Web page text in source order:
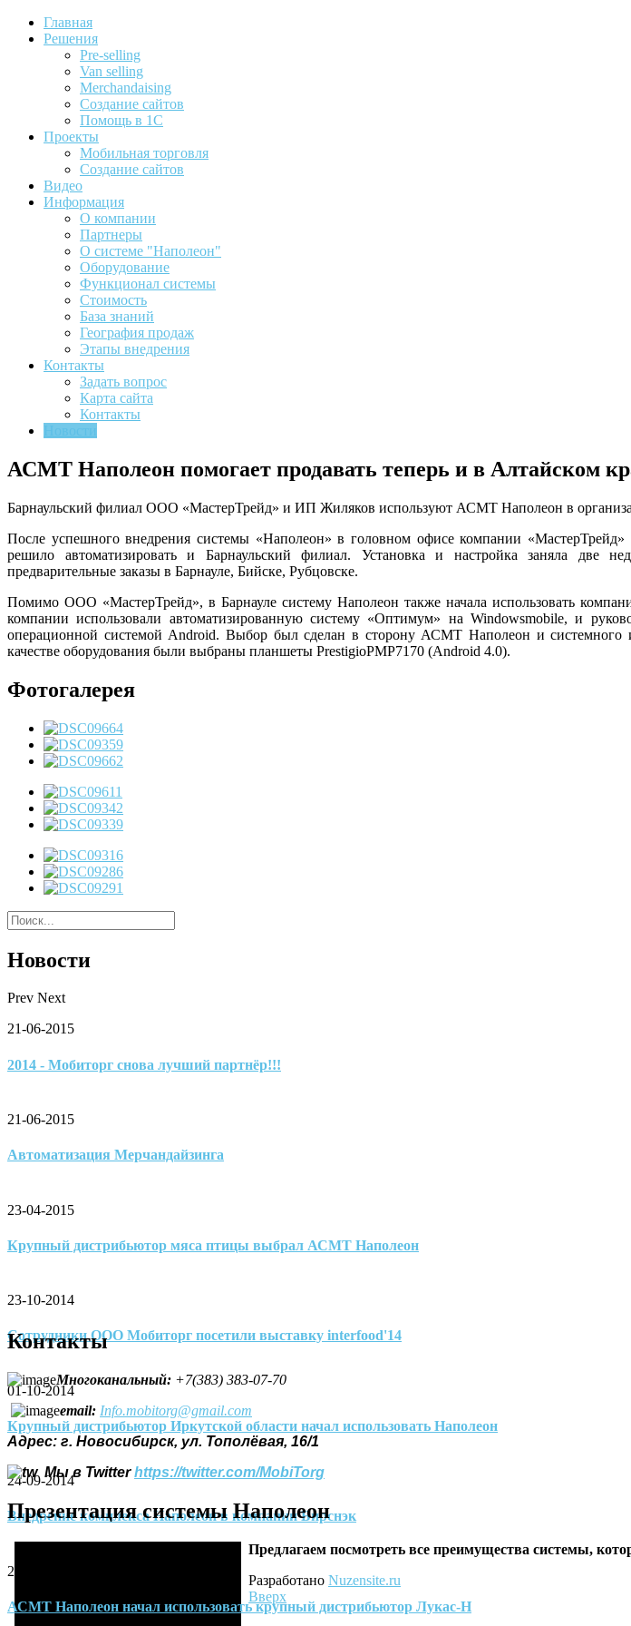
Главная
Решения
Pre-selling
Van selling
Merchandaising
Создание сайтов
Помощь в 1С
Проекты
Мобильная торговля
Создание сайтов
Видео
Информация
О компании
Партнеры
О системе "Наполеон"
Оборудование
Функционал системы
Стоимость
База знаний
География продаж
Этапы внедрения
Контакты
Задать вопрос
Карта сайта
Контакты
АСМТ Наполеон помогает продавать теперь и в Алтайском
Барнаульский филиал ООО «МастерТрейд» и ИП Жиляков используют АСМТ Наполеон в
После успешного внедрения системы «Наполеон» в головном офисе компании
решило автоматизировать и Барнаульский филиал. Установка и настройка заняла две
предварительные заказы в Барнауле, Бийске, Рубцовске.
Помимо ООО «МастерТрейд», в Барнауле систему Наполеон также начала использовать
компании использовали автоматизированную систему «Оптимум» наWindowsmobile, и
операционной системой Android. Выбор был сделан в сторону АСМТ Наполеон и системного
качестве оборудования были выбраны планшеты PrestigioPMP7170 (Android 4.0).
Фотогалерея
Новости
Prev Next
21-06-2015
2014 - Мобиторг снова лучший партнёр!!!
21-06-2015
Автоматизация Мерчандайзинга
23-04-2015
Крупный дистрибьютор мяса птицы выбрал АСМТ Наполеон
23-10-2014
Сотрудники ООО Мобиторг посетили выставку interfood'14
01-10-2014
Крупный дистрибьютор Иркутской области начал использовать Наполеон
24-09-2014
Внедрение комплекса Наполеон в компании Бирснэк
20-08-2014
АСМТ Наполеон начал использовать крупный дистрибьютор Лукас-Н
Контакты
Многоканальный: +7(383) 383-07-70
email: Info.mobitorg@gmail.com
Адрес: г. Новосибирск, ул. Тополёвая, 16/1
Мы в Twitterhttps://twitter.com/MobiTorg
Презентация системы Наполеон
Предлагаем посмотреть все преимущества системы,
Разработано Nuzensite.ru
Вверх